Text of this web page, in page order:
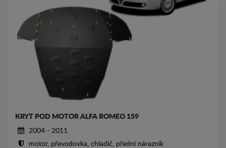
KRYT POD MOTOR ALFA ROMEO 159
2004 - 2011
motor, převodovka, chladič, přední nárazník